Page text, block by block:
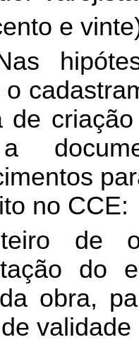
e
o
de
a
no CCE:
de
do
obra,